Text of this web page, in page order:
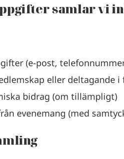
samlar vi
(e-post,
eller deltagande
bidrag (om tillämpligt)
evenemang (med